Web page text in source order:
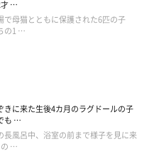
…
で母猫とともに保護された6匹の子
の1 …
きに来た生後4カ月のラグドールの子
も …
長風呂中、浴室の前まで様子を見に来
の …